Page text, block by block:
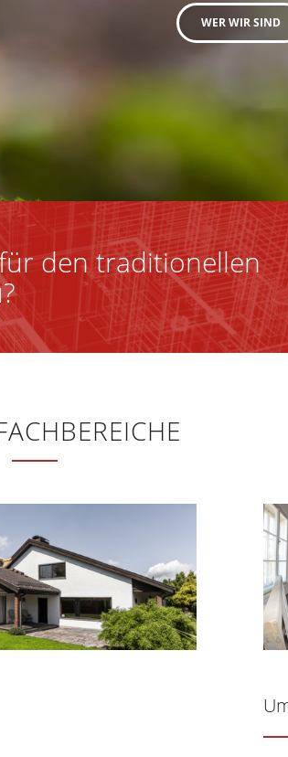
WER WIR SIND
den traditionellen